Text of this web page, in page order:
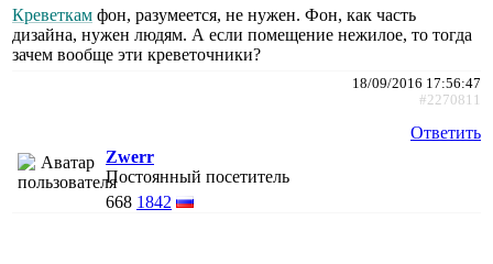
Креветкам фон, разумеется, не нужен. Фон, как часть
дизайна, нужен людям. А если помещение нежилое, то тогда
зачем вообще эти креветочники?
18/09/2016 17:56:47
#2270811
Ответить
Zwerr
Постоянный посетитель
668 1842